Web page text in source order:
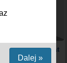
, Mężczyzna, 25 lat
Dalej »